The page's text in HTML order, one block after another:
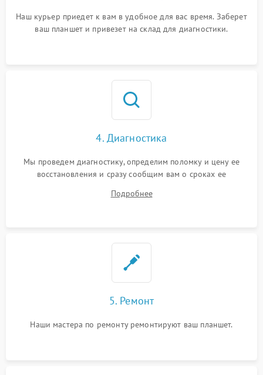
Наш курьер приедет к вам в удобное для вас время. Заберет
ваш планшет и привезет на склад для диагностики.
4. Диагностика
Мы проведем диагностику, определим поломку и цену ее
восстановления и сразу сообщим вам о сроках ее
Подробнее
5. Ремонт
Наши мастера по ремонту ремонтируют ваш планшет.